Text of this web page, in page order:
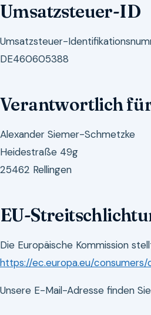
Umsatzsteuer-ID
Umsatzsteuer-
DE460605388
Verantwortlich für
Alexander Siemer-Schmetzke
Heidestraße 49g
25462 Rellingen
EU-
Die Europäische Kommission
https://ec.europa.eu/consumers/
Unsere E-Mail-Adresse finden